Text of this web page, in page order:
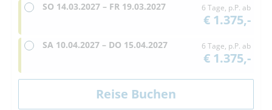
SO 14.03.2027 – FR 19.03.2027 6 Tage, p.P. ab
€ 1.375,-
SA 10.04.2027 – DO 15.04.2027 6 Tage, p.P. ab
€ 1.375,-